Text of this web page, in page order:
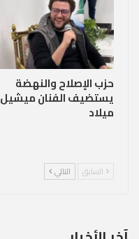
حزب الإصلاح والنهضة
يستضيف الفنان ميشيل
ميلاد
السابق التالي